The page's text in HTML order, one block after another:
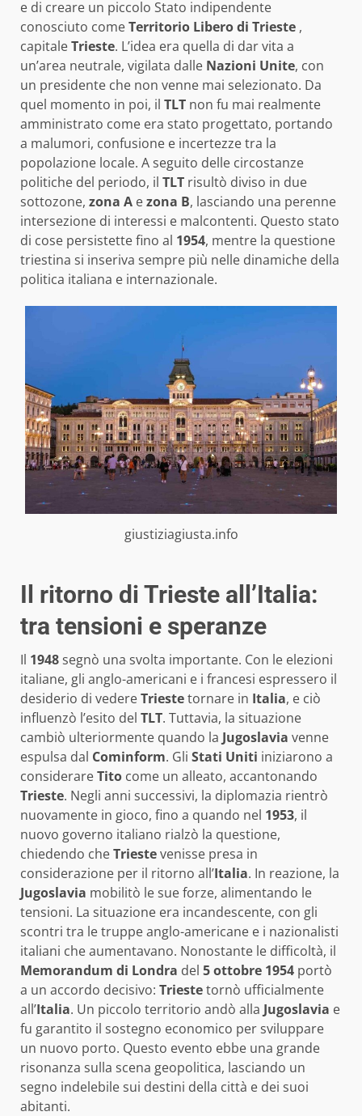
e di creare un piccolo Stato indipendente
conosciuto comeTerritorio Libero di Trieste ,
capitaleTrieste. L’idea era quella di dar vita a
un’area neutrale, vigilata dalle Nazioni Unite, con
un presidente che non venne mai selezionato. Da
quel momento in poi, il TLT non fu mai realmente
amministrato come era stato progettato, portando
a malumori, confusione e incertezze tra la
popolazione locale. A seguito delle circostanze
politiche del periodo, il TLT risultò diviso in due
sottozone, zona A ezona B, lasciando una perenne
intersezione di interessi e malcontenti. Questo stato
di cose persistette fino al 1954, mentre la questione
triestina si inseriva sempre più nelle dinamiche della
politica italiana e internazionale.
giustiziagiusta.info
Il ritorno di Trieste all’Italia:
tra tensioni e speranze
Il 1948segnò una svolta importante. Con le elezioni
italiane, gli anglo-americani e i francesi espressero il
desiderio di vedereTriestetornare in Italia, e ciò
influenzò l’esito del TLT. Tuttavia, la situazione
cambiò ulteriormente quando la Jugoslavia venne
espulsa dal Cominform. Gli Stati Uniti iniziarono a
considerareTito come un alleato, accantonando
Trieste. Negli anni successivi, la diplomazia rientrò
nuovamente in gioco, fino a quando nel 1953, il
nuovo governo italiano rialzò la questione,
chiedendo cheTriestevenisse presa in
considerazione per il ritorno all’Italia. In reazione, la
Jugoslavia mobilitò le sue forze, alimentando le
tensioni. La situazione era incandescente, con gli
scontri tra le truppe anglo-americane e i nazionalisti
italiani che aumentavano. Nonostante le difficoltà, il
Memorandum di Londra del 5 ottobre 1954 portò
a un accordo decisivo: Triestetornò ufficialmente
all’Italia. Un piccolo territorio andò alla Jugoslavia e
fu garantito il sostegno economico per sviluppare
un nuovo porto. Questo evento ebbe una grande
risonanza sulla scena geopolitica, lasciando un
segno indelebile sui destini della città e dei suoi
abitanti.